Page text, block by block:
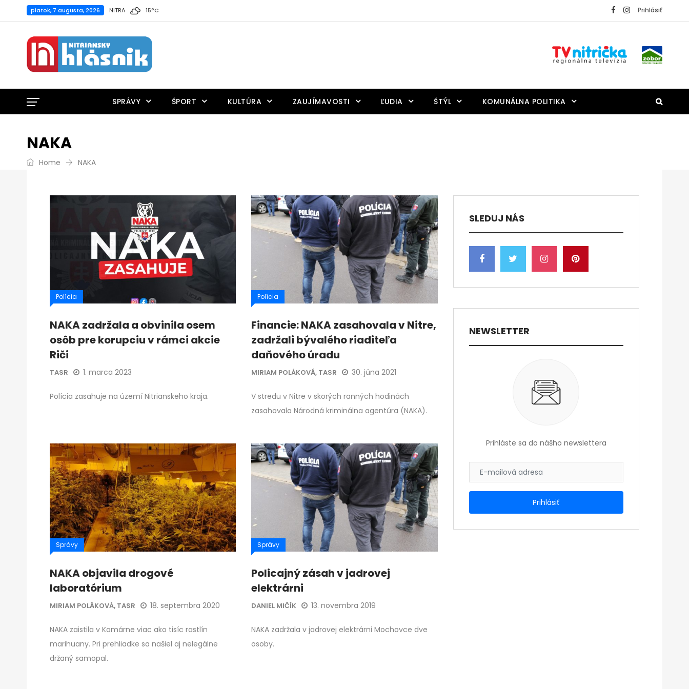
piatok, 7 augusta, 2026 NITRA 15°C Prihlásiť
SPRÁVY ŠPORT KULTÚRA ZAUJÍMAVOSTI ĽUDIA ŠTÝL KOMUNÁLNA POLITIKA
NAKA
Home NAKA
Polícia
NAKA zadržala a obvinila osem
osôb pre korupciu v rámci akcie
Riči
TASR 1. marca 2023
Polícia zasahuje na území Nitrianskeho kraja.
Polícia
Financie: NAKA zasahovala v Nitre,
zadržali bývalého riaditeľa
daňového úradu
MIRIAM POLÁKOVÁ, TASR 30. júna 2021
V stredu v Nitre v skorých ranných hodinách
zasahovala Národná kriminálna agentúra (NAKA).
Správy
NAKA objavila drogové
laboratórium
MIRIAM POLÁKOVÁ, TASR 18. septembra 2020
NAKA zaistila v Komárne viac ako tisíc rastlín
marihuany. Pri prehliadke sa našiel aj nelegálne
držaný samopal.
Správy
Policajný zásah v jadrovej
elektrárni
DANIEL MIČÍK 13. novembra 2019
NAKA zadržala v jadrovej elektrárni Mochovce dve
osoby.
SLEDUJ NÁS
NEWSLETTER
Prihláste sa do nášho newslettera